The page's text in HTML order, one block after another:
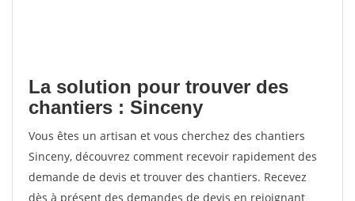
La solution pour trouver des
chantiers : Sinceny
Vous êtes un artisan et vous cherchez des chantiers
Sinceny, découvrez comment recevoir rapidement des
demande de devis et trouver des chantiers. Recevez
dès à présent des demandes de devis en rejoignant